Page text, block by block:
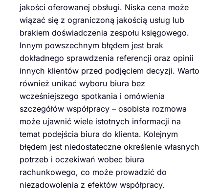
jakości oferowanej obsługi. Niska cena może
wiązać się z ograniczoną jakością usług lub
brakiem doświadczenia zespołu księgowego.
Innym powszechnym błędem jest brak
dokładnego sprawdzenia referencji oraz opinii
innych klientów przed podjęciem decyzji. Warto
również unikać wyboru biura bez
wcześniejszego spotkania i omówienia
szczegółów współpracy – osobista rozmowa
może ujawnić wiele istotnych informacji na
temat podejścia biura do klienta. Kolejnym
błędem jest niedostateczne określenie własnych
potrzeb i oczekiwań wobec biura
rachunkowego, co może prowadzić do
niezadowolenia z efektów współpracy.